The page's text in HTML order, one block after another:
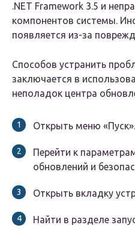
.NET Framework 3.5 и
компонентов системы.
появляется из-за
Способов устранить
заключается в
неполадок центра
Открыть меню «Пуск».
Перейти к
обновлений и
Открыть вкладку
Найти в разделе